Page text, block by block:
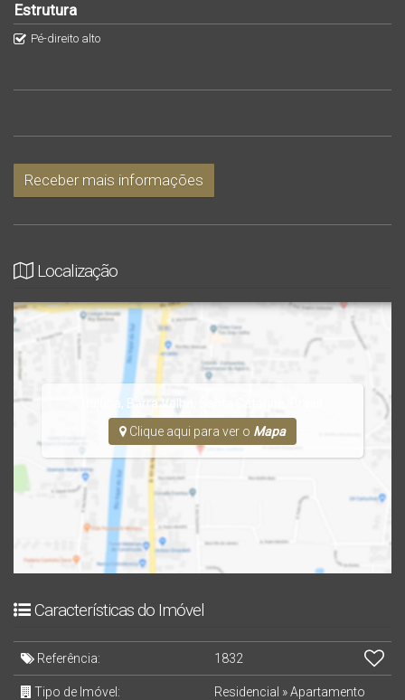
uma visita!
📞 Telefone: (47) 3305-8420
📧 E-mail:elitaimobiliaria@gmail.com
Estrutura
Pé-direito alto
Receber mais informações
Localização
Itajuba, Barra Velha
Clique aqui para ver o Mapa
Características do Imóvel
Referência: 1832
Tipo de Imóvel: Residencial »Apartamento